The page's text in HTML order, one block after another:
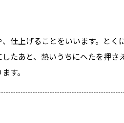
仕上げることをいいます。と
たあと、熱いうちにへたを押
す。